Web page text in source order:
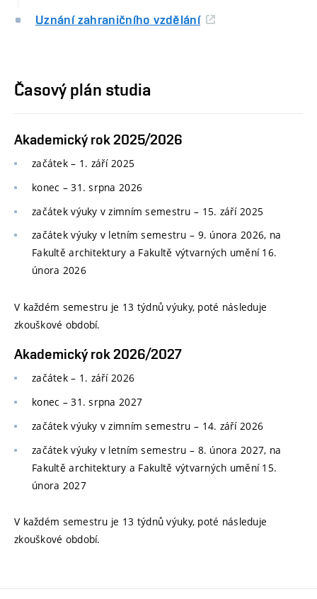
Uznání zahraničního vzdělání
Časový plán studia
Akademický rok 2025/2026
začátek – 1. září 2025
konec –31. srpna 2026
začátek výuky v zimním semestru – 15. září 2025
začátek výuky v letním semestru – 9. února 2026, na
Fakultě architektury a Fakultě výtvarných umění 16.
února 2026
V každém semestru je 13 týdnů výuky, poté následuje
zkouškové období.
Akademický rok 2026/2027
začátek – 1. září 2026
konec –31. srpna 2027
začátek výuky v zimním semestru – 14. září 2026
začátek výuky v letním semestru – 8. února 2027, na
Fakultě architektury a Fakultě výtvarných umění 15.
února 2027
V každém semestru je 13 týdnů výuky, poté následuje
zkouškové období.